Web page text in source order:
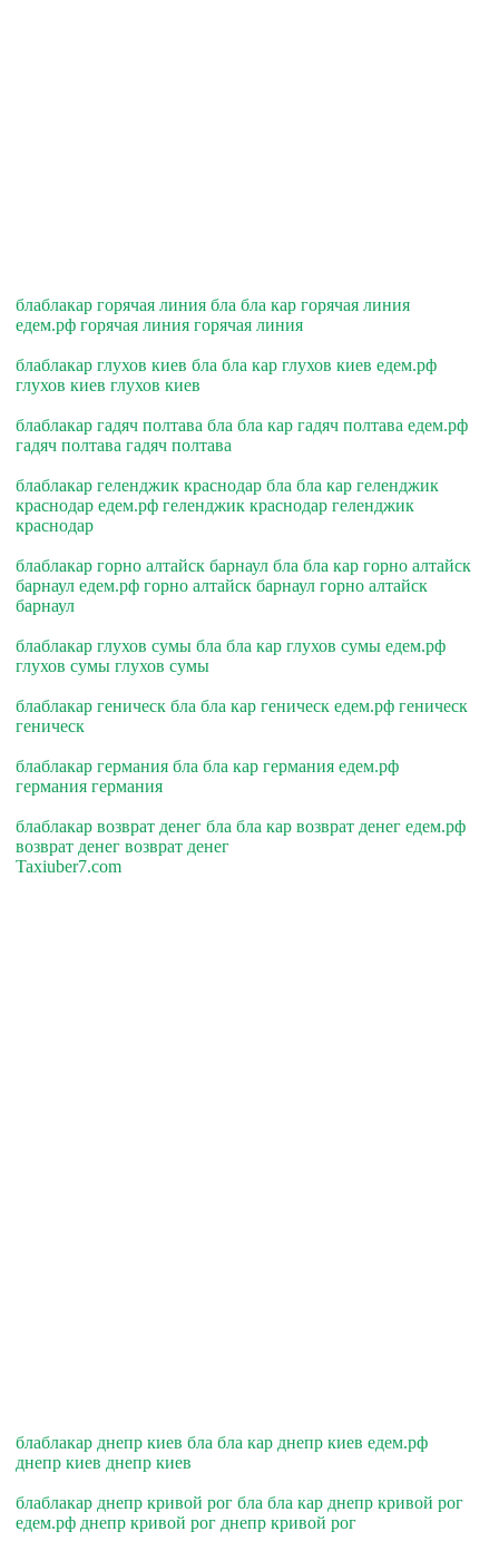
блаблакар горячая линия бла бла кар горячая линия
едем.рф горячая линия горячая линия
блаблакар глухов киев бла бла кар глухов киев едем.рф
глухов киев глухов киев
блаблакар гадяч полтава бла бла кар гадяч полтава едем.рф
гадяч полтава гадяч полтава
блаблакар геленджик краснодар бла бла кар геленджик
краснодар едем.рф геленджик краснодар геленджик
краснодар
блаблакар горно алтайск барнаул бла бла кар горно алтайск
барнаул едем.рф горно алтайск барнаул горно алтайск
барнаул
блаблакар глухов сумы бла бла кар глухов сумы едем.рф
глухов сумы глухов сумы
блаблакар геническ бла бла кар геническ едем.рф геническ
геническ
блаблакар германия бла бла кар германия едем.рф
германия германия
блаблакар возврат денег бла бла кар возврат денег едем.рф
возврат денег возврат денег
Taxiuber7.com
блаблакар днепр киев бла бла кар днепр киев едем.рф
днепр киев днепр киев
блаблакар днепр кривой рог бла бла кар днепр кривой рог
едем.рф днепр кривой рог днепр кривой рог